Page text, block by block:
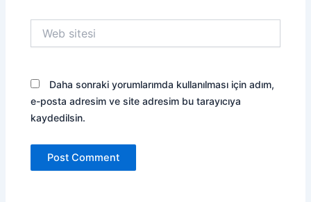
sitesi
Daha sonraki yorumlarımda kullanılması için adım,
e-posta adresim ve site adresim bu tarayıcıya
kaydedilsin.